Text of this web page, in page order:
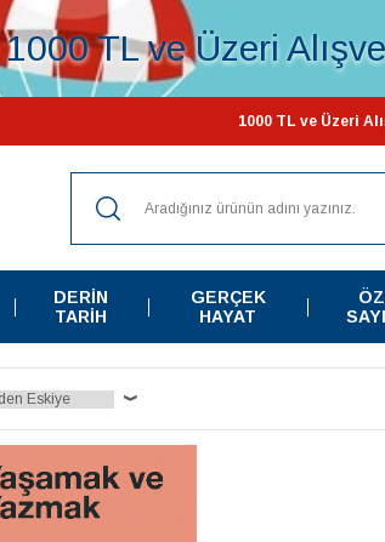
1000 TL ve Üzeri
1000 TL ve Üzeri
DERIN
TARIH
GERÇEK
HAYAT